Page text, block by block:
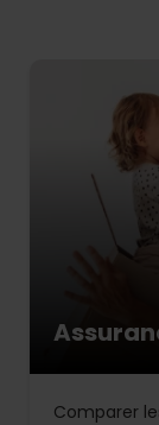
Comparer